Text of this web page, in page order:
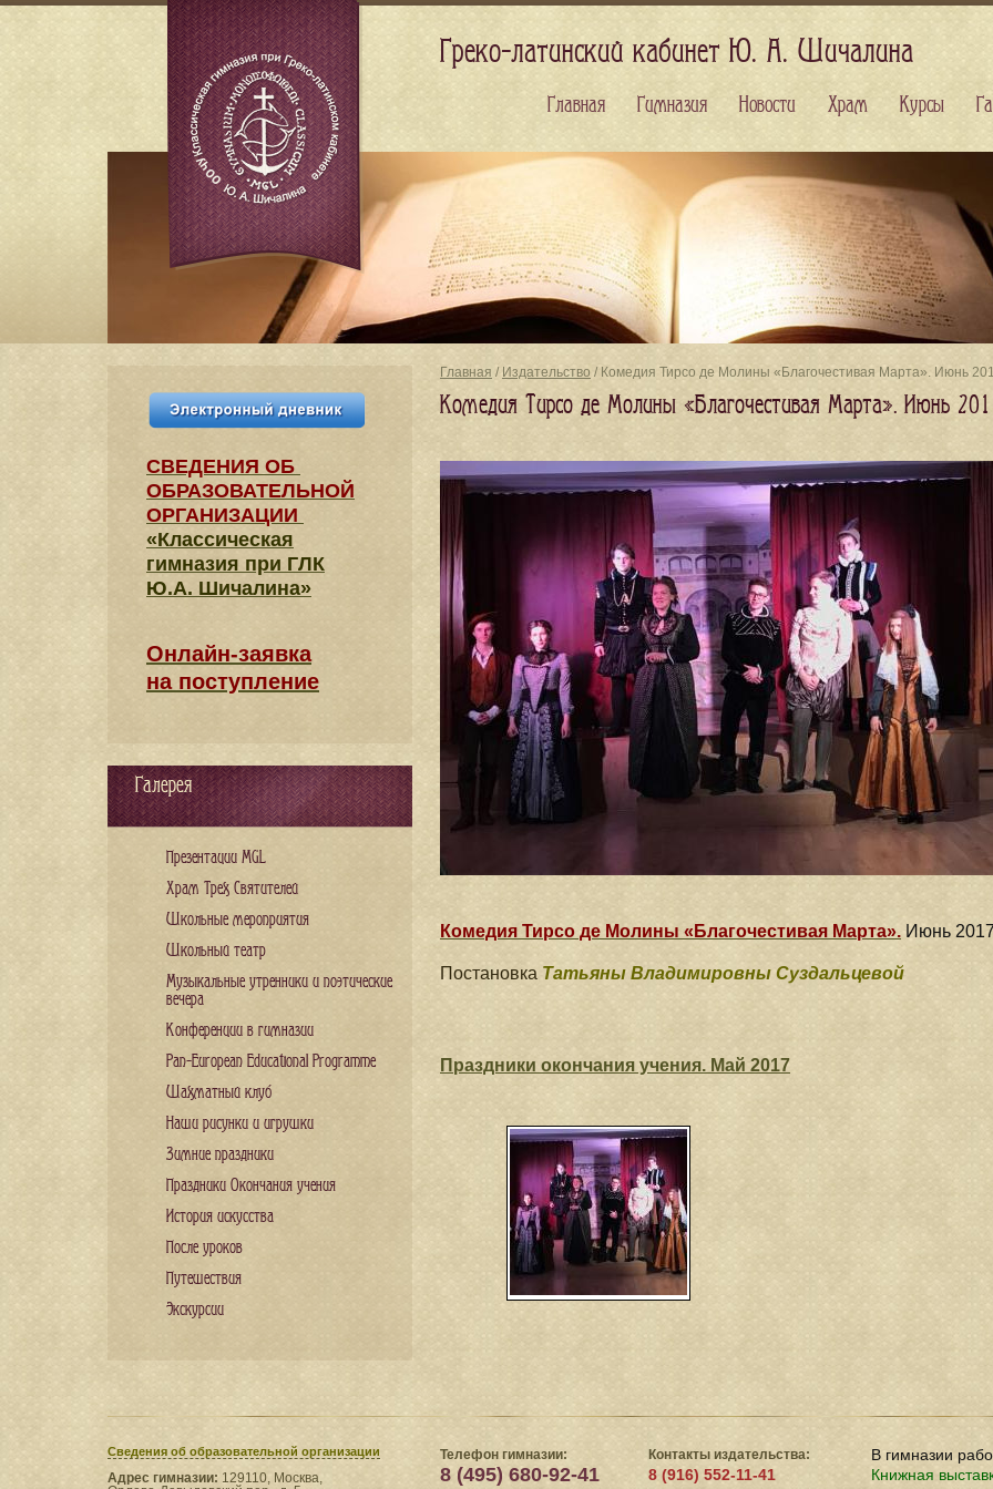
Главная / Издательство / Комедия Тирсо де Молины «Благочестивая Марта». Июнь
Комедия Тирсо де Молины «Благочестивая Марта». Июнь
Комедия Тирсо де Молины «Благочестивая Марта». Июнь
Постановка Татьяны Владимировны Суздальцевой
Праздники окончания учения. Май 2017
СВЕДЕНИЯ​ ОБ
ОБРАЗОВАТЕЛЬНОЙ
ОРГАНИЗАЦИИ
«Классическая
гимназия при ГЛК
Ю.А. Шичалина»
Онлайн-заявка
на поступление
Галерея
Презентации MGL
Храм Трех Святителей
Школьные мероприятия
Школьный театр
Музыкальные утренники и поэтические
вечера
Конференции в гимназии
Pan-European Educational Programme
Шахматный клуб
Наши рисунки и игрушки
Зимние праздники
Праздники Окончания учения
История искусства
После уроков
Путешествия
Экскурсии
Сведения​ об образовательной организации
Адрес гимназии: 129110, Москва,
Телефон гимназии:
8 (495) 680-92-41
Контакты издательства:
8 (916) 552-11-41
В гимназии
Книжная
Греко-латинский кабинет Ю. А. Шичалина
Главная Гимназия Новости Храм Курсы